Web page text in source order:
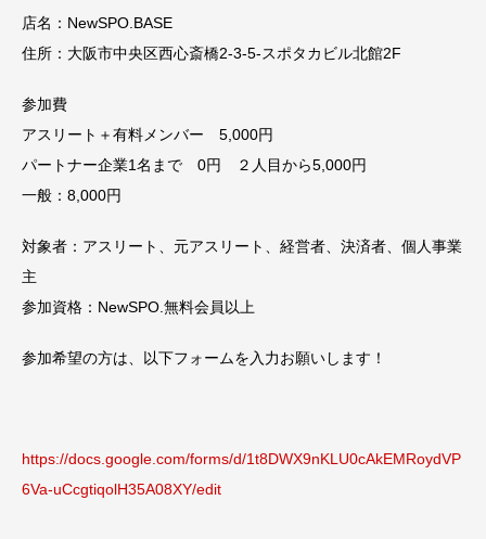
店名：NewSPO.BASE
住所：大阪市中央区西心斎橋2-3-5-スポタカビル北館2F
参加費
アスリート＋有料メンバー 5,000円
パートナー企業1名まで 0円 ２人目から5,000円
一般：8,000円
対象者：アスリート、元アスリート、経営者、決済者、個人事業
主
参加資格：NewSPO.無料会員以上
参加希望の方は、以下フォームを入力お願いします！
https://docs.google.com/forms/d/1t8DWX9nKLU0cAkEMRoydVP
6Va-uCcgtiqolH35A08XY/edit